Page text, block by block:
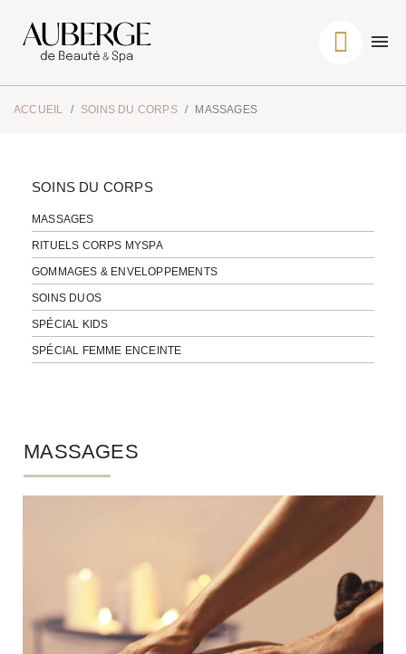
ACCUEIL SOINS DU CORPS MASSAGES
SOINS DU CORPS
MASSAGES
RITUELS CORPS MYSPA
GOMMAGES & ENVELOPPEMENTS
SOINS DUOS
SPÉCIAL KIDS
SPÉCIAL FEMME ENCEINTE
MASSAGES